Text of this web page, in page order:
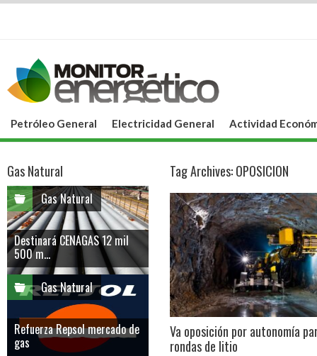
Petróleo General Electricidad General Actividad
Tag Archives:OPOSICION
Va oposición por autonomía
rondas de litio
Gas Natural
Gas Natural
Destinará CENAGAS 12 mil
500 m...
Gas Natural
Refuerza Repsol mercado de
gas